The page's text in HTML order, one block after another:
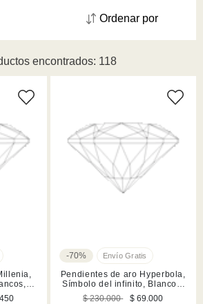
encontrados: 118
Ordenar por
-70%
Pendientes de aro Hyperbola,
Símbolo del infinito, Blancos,
Acabado en rodio
$ 230.000
$ 69.000